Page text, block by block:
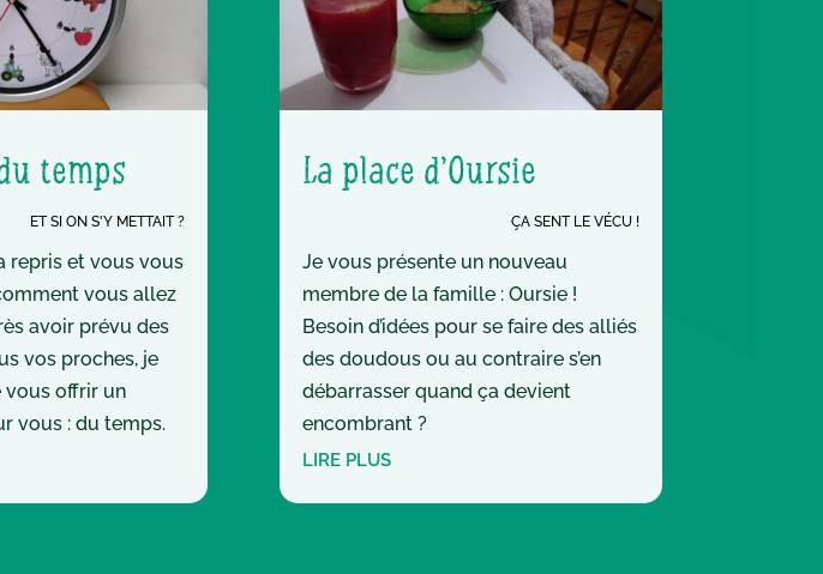
temps
ET SI ON S'Y METTAIT ?
repris et vous vous
vous allez
avoir prévu des
vos proches, je
vous offrir un
vous : du temps.
La place d’Oursie
ÇA SENT LE VÉCU !
Je vous présente un nouveau
membre de la famille : Oursie !
Besoin d’idées pour se faire des alliés
des doudous ou au contraire s’en
débarrasser quand ça devient
encombrant ?
LIRE PLUS